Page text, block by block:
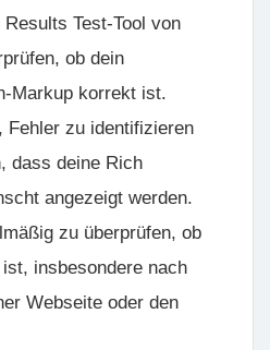
Test-Tool von
ob dein
Markup korrekt ist.
Fehler zu identifizieren
dass deine Rich
angezeigt werden.
zu überprüfen, ob
insbesondere nach
Webseite oder den